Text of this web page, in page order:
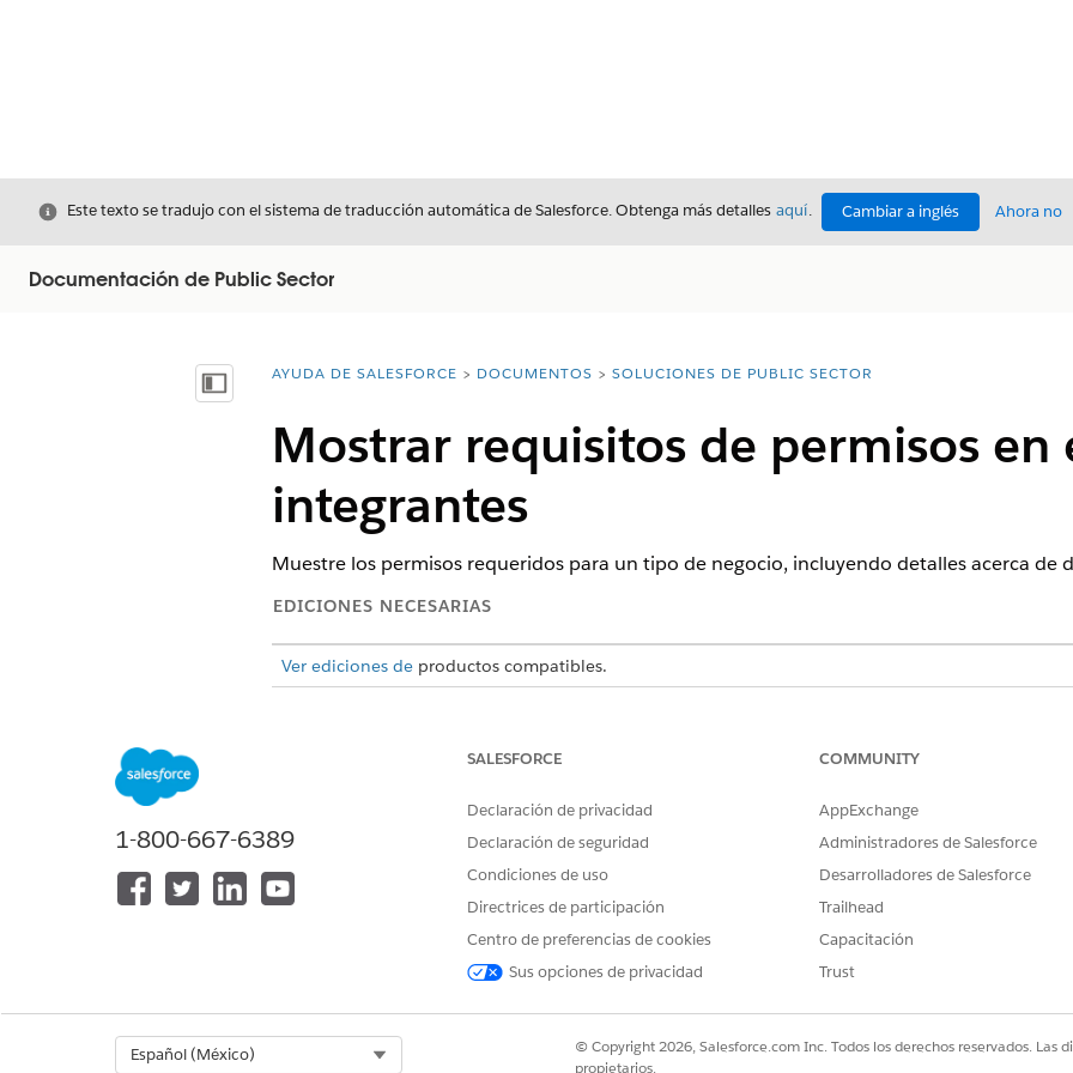
Cerrar
Este texto se tradujo con el sistema de traducción automática de Salesforce. Obtenga más detalles aquí. Cambiar a inglés Ahora no
Documentación de Public Sector
Mostrar índice de materias
Usted está aquí:
AYUDA DE SALESFORCE DOCUMENTOS SOLUCIONES DE PUBLIC SECTOR
Mostrar requisitos de permisos en
integrantes
Muestre los permisos requeridos para un tipo de negocio, incluyendo detalles acerca de
EDICIONES NECESARIAS
Ver ediciones deproductos compatibles.
Para personalizar o publicar un sitio de Experience Cloud:
Ser un miembro del sitio
O
Ser un miembro del sitio
publicador o generador en
La página Permisos que se proporciona con la plantilla de sitio Licencias y permisos
licencias y permisos requeridos para diferentes tipos de negocios. Incluye el componente
requiere configuración de sitio para la página Permisos, aunque puede personalizar su
contenido enriquecido. Para incluir el componente Permisos en otra página del sitio,
1-800-667-6389
SALESFORCE
Declaración de privacidad
Declaración de seguridad
Condiciones de uso
Directrices de participación
Centro de preferencias de cookies
Sus opciones de privacidad
COMMUNITY
AppExchange
Administradores de Salesforce
Desarrolladores de Salesforce
Trailhead
Capacitación
Trust
Español (México)
© Copyright 2026, Salesforce.com Inc. Todos los derechos reservados. Las
propietarios.